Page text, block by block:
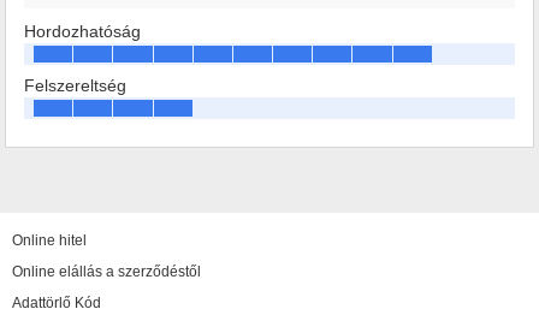
Hordozhatóság
Felszereltség
Online hitel
Online elállás a szerződéstől
Adattörlő Kód